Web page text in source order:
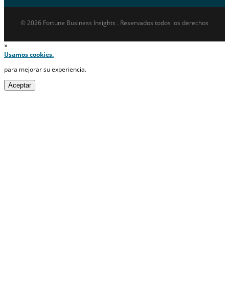
© 2026 Fortune Business Insights . Reservados todos los derechos
×
Usamos cookies.
para mejorar su experiencia.
Aceptar